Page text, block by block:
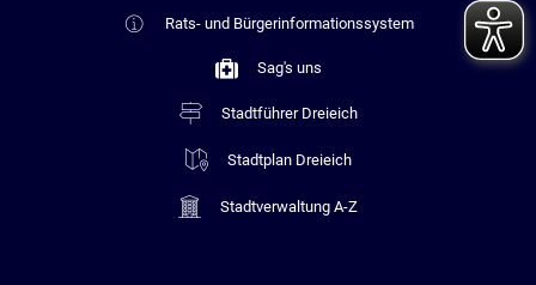
Rats- und Bürgerinformationssystem
Sag's uns
Stadtführer Dreieich
Stadtplan Dreieich
Stadtverwaltung A-Z